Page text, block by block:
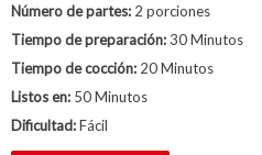
Número de partes: 2 porciones
Tiempo de preparación:30 Minutos
Tiempo de cocción: 20 Minutos
Listos en: 50 Minutos
Dificultad:Fácil